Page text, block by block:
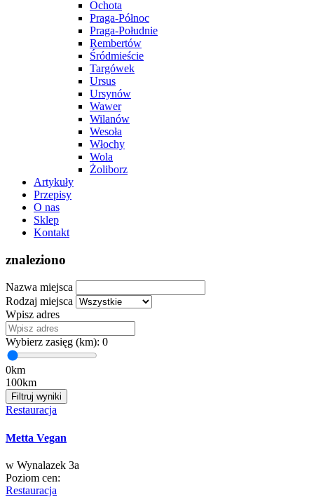
Ochota
Praga-Północ
Praga-Południe
Rembertów
Śródmieście
Targówek
Ursus
Ursynów
Wawer
Wilanów
Wesoła
Włochy
Wola
Żoliborz
Artykuły
Przepisy
O nas
Sklep
Kontakt
znaleziono
Nazwa miejsca
Rodzaj miejsca
Wpisz adres
Wybierz zasięg (km): 0
0km
100km
Filtruj wyniki
Restauracja
Metta Vegan
w Wynalazek 3a
Poziom cen:
Restauracja